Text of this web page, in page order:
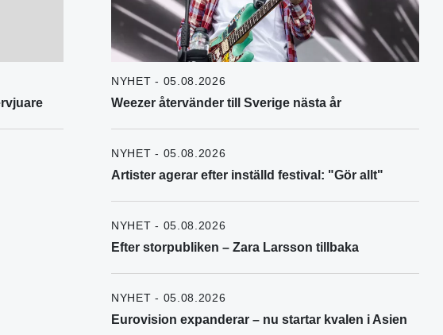
NYHET - 05.08.2026
Weezer återvänder till Sverige nästa år
NYHET - 05.08.2026
Artister agerar efter inställd festival: "Gör allt"
NYHET - 05.08.2026
Efter storpubliken – Zara Larsson tillbaka
NYHET - 05.08.2026
Eurovision expanderar – nu startar kvalen i Asien